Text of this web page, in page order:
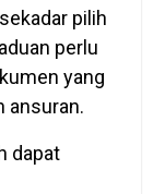
pilih
perlu
yang
ansuran.
dapat